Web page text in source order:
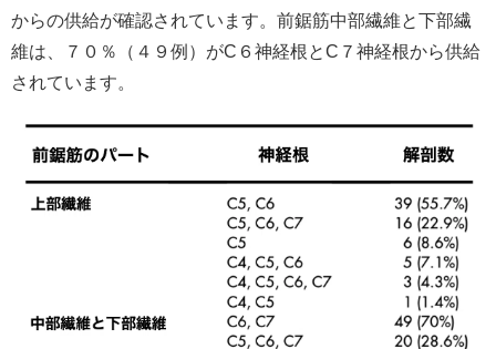
からの供給が確認されています。前鋸筋中部繊維と下部繊
維は、７０％（４９例）がC６神経根とC７神経根から供給
されています。